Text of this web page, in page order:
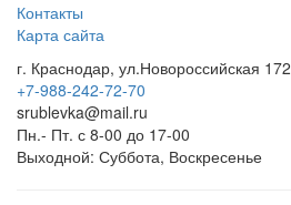
Контакты
Карта сайта
г. Краснодар, ул.Новороссийская 172
+7-988-242-72-70
srublevka@mail.ru
Пн.- Пт. с 8-00 до 17-00
Выходной: Суббота, Воскресенье